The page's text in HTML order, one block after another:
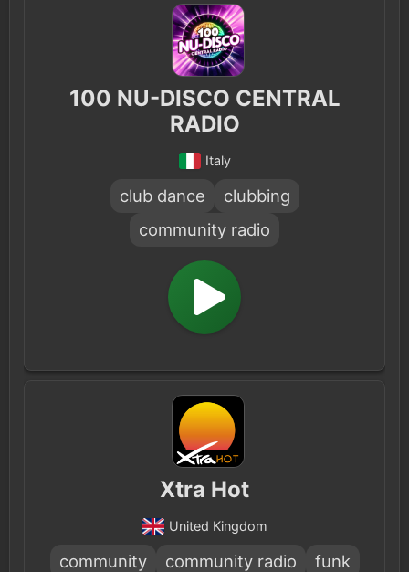
100 NU-DISCO CENTRAL
RADIO
Italy
club dance
clubbing
community radio
Xtra Hot
United Kingdom
community community radio funk